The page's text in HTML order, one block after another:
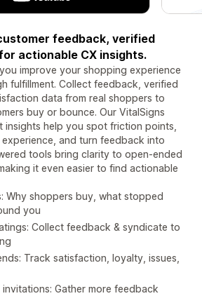
feedback, verified
actionable CX insights.
improve your shopping experience
fulfillment. Collect feedback, verified
data from real shoppers to
buy or bounce. Our VitalSigns
insights help you spot friction points,
and turn feedback into
tools bring clarity to open-ended
it even easier to find actionable
Why shoppers buy, what stopped
you
Collect feedback & syndicate to
Track satisfaction, loyalty, issues,
Gather more feedback